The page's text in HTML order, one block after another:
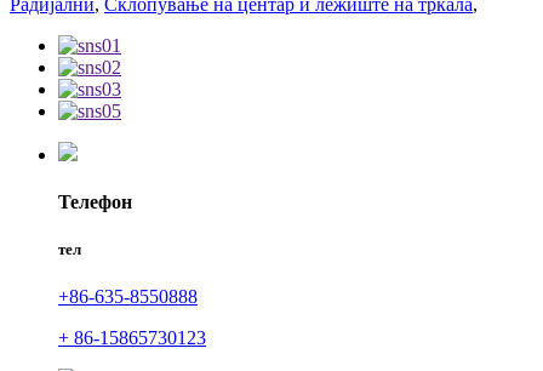
Телефон
тел
+86-635-8550888
+ 86-15865730123